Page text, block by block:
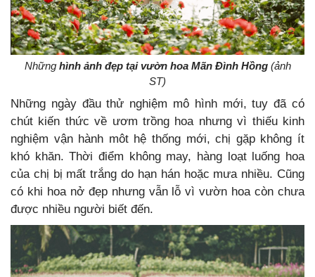
Những hình ảnh đẹp tại vườn hoa Mãn Đình Hồng(ảnh
ST)
Những ngày đầu thử nghiệm mô hình mới, tuyđã có
chút kiến thức về ươm trồng hoa nhưng vì thiếu kinh
nghiệm vận hành môt hệ thống mới, chị gặp không ít
khó khăn. Thời điểm không may, hàng loạt luống hoa
của chị bị mất trắng do hạn hán hoặc mưa nhiều. Cũng
có khi hoa nở đẹp nhưng vẫn lỗ vì vườn hoa còn chưa
được nhiều người biết đến.